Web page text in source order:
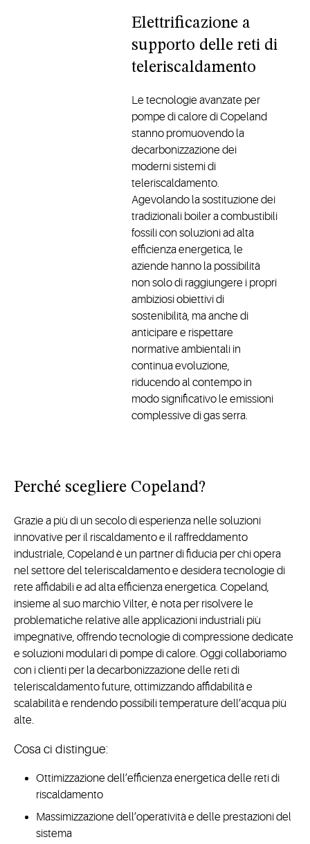
Elettrificazione a
supporto delle reti di
teleriscaldamento
Le tecnologie avanzate per
pompe di calore di Copeland
stanno promuovendo la
decarbonizzazione dei
moderni sistemi di
teleriscaldamento.
Agevolando la sostituzione dei
tradizionali boiler a combustibili
fossili con soluzioni ad alta
efficienza energetica, le
aziende hanno la possibilità
non solo di raggiungere i propri
ambiziosi obiettivi di
sostenibilità, ma anche di
anticipare e rispettare
normative ambientali in
continua evoluzione,
riducendo al contempo in
modo significativo le emissioni
complessive di gas serra.
Perché scegliere Copeland?
Grazie a più di un secolo di esperienza nelle soluzioni
innovative per il riscaldamento e il raffreddamento
industriale, Copeland è un partner di fiducia per chi opera
nel settore del teleriscaldamento e desidera tecnologie di
rete affidabili e ad alta efficienza energetica. Copeland,
insieme al suo marchio Vilter, è nota per risolvere le
problematiche relative alle applicazioni industriali più
impegnative, offrendo tecnologie di compressione dedicate
e soluzioni modulari di pompe di calore. Oggi collaboriamo
con i clienti per la decarbonizzazione delle reti di
teleriscaldamento future, ottimizzando affidabilità e
scalabilità e rendendo possibili temperature dell’acqua più
alte.
Cosa ci distingue:
Ottimizzazione dell’efficienza energetica delle reti di
riscaldamento
Massimizzazione dell’operatività e delle prestazioni del
sistema